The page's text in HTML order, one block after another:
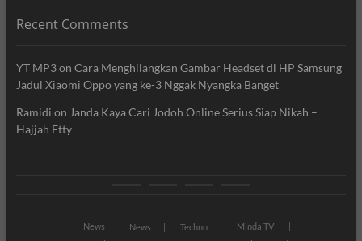
Recent Comments
YT MP3on Cara Menghilangkan Gambar Headset di HP Samsung
Jadul Xiaomi Oppo yang ke-3 Nggak Nyangka Banget
Ramidi on Janda Kaya Cari Jodoh Online Serius Siap Nikah –
Hajjah Etty
News News Techno
Minda TV